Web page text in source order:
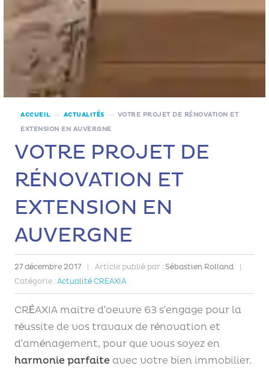
ACCUEIL → ACTUALITÉS → VOTRE PROJET DE RÉNOVATION ET
EXTENSION EN AUVERGNE
VOTRE PROJET DE
RÉNOVATION ET
EXTENSION EN
AUVERGNE
27 décembre 2017 Article publié par : Sébastien Rolland
Catégorie : Actualité CREAXIA
CRÉAXIA maitre d’oeuvre 63 s’engage pour la
réussite de vos travaux de rénovation et
d’aménagement, pour que vous soyez en
harmonie parfaite avec votre bien immobilier.